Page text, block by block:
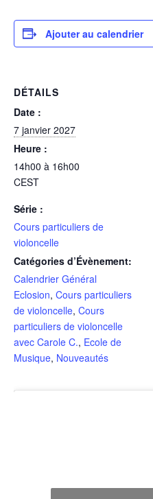
Ajouter au calendrier
DÉTAILS
Date :
7 janvier 2027
Heure :
14h00 à 16h00
CEST
Série :
Cours particuliers de
violoncelle
Catégories d’Évènement:
Calendrier Général
Eclosion, Cours particuliers
de violoncelle, Cours
particuliers de violoncelle
avec Carole C., Ecole de
Musique, Nouveautés